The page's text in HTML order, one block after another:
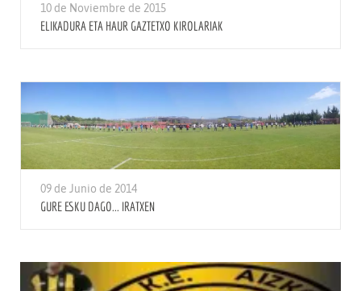
10 de Noviembre de 2015
ELIKADURA ETA HAUR GAZTETXO KIROLARIAK
09 de Junio de 2014
GURE ESKU DAGO... IRATXEN